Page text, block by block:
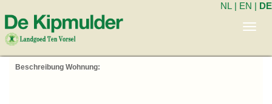
NL | EN | DE
Beschreibung Wohnung: